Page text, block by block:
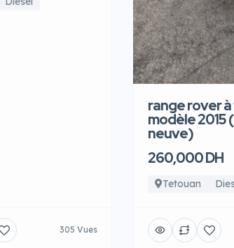
305 Vues
range rover
modèle 2015
neuve)
260,000 DH
Tetouan